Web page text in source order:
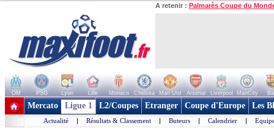
A retenir : Palmarès Coupe du
OM PSG Lyon Lille Monaco Chelsea Man Utd Arsenal Liverpool ManCity
+ de clubs
Mercato Ligue 1 L2/Coupes Etranger Coupe d'Europe Les
Actualité | Résultats & Classement | Buteurs | Calendrier |